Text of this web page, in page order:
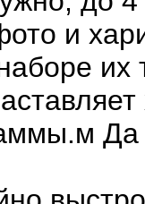
и
их